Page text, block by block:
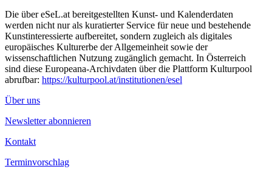
Die über eSeL.at bereitgestellten Kunst- und Kalenderdaten
werden nicht nur als kuratierter Service für neue und bestehende
Kunstinteressierte aufbereitet, sondern zugleich als digitales
europäisches Kulturerbe der Allgemeinheit sowie der
wissenschaftlichen Nutzung zugänglich gemacht. In Österreich
sind diese Europeana-Archivdaten über die Plattform Kulturpool
abrufbar: https://kulturpool.at/institutionen/esel
Über uns
Newsletter abonnieren
Kontakt
Terminvorschlag